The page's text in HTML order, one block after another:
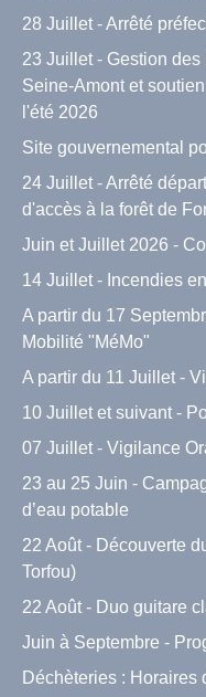
28 Juillet - Arrêté
23 Juillet - Gestion
Seine-Amont et
l'été 2026
Site gouvernemental
24 Juillet - Arrêté
d'accès à la forêt de
Juin et Juillet 2026 -
14 Juillet - Incendies
A partir du 17
Mobilité "MéMo"
A partir du 11 Juillet -
10 Juillet et suivant -
07 Juillet - Vigilance
23 au 25 Juin -
d’eau potable
22 Août - Découverte
Torfou)
22 Août - Duo guitare
Juin à Septembre -
Déchèteries : Horaires